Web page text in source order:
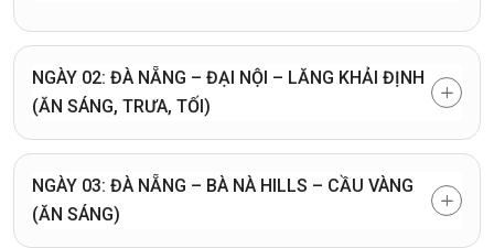
NGÀY 02: ĐÀ NẴNG – ĐẠI NỘI – LĂNG KHẢI ĐỊNH
(ĂN SÁNG, TRƯA, TỐI)
NGÀY 03: ĐÀ NẴNG – BÀ NÀ HILLS – CẦU VÀNG
(ĂN SÁNG)